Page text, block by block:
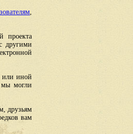
,
проекта
другими
или иной
мы могли
друзьям
вам